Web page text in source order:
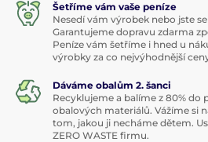
Šetříme vám vaše peníze
Nesedí vám výrobek nebo jste
Garantujeme dopravu zdarma
Peníze vám šetříme i hned u
výrobky za co nejvýhodnější
Dáváme obalům 2. šanci
Recyklujeme a balíme z 80%
obalových materiálů. Vážíme si
tom, jakou ji necháme dětem.
ZERO WASTE firmu.